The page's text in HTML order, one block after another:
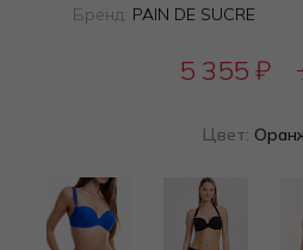
Бренд: PAIN DE SUCRE
5 355 ₽
Цвет: